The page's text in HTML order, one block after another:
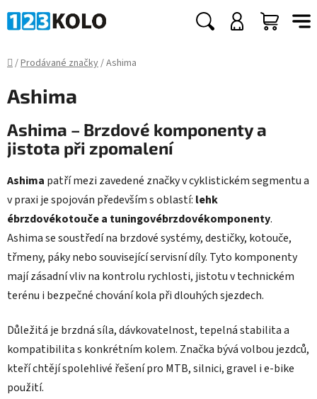
na
Hledat
Domů
/Prodávané značky/Ashima
Ashima
Ashima – Brzdové komponenty a
jistota při zpomalení
Ashima patří mezi zavedené značky v cyklistickém segmentu a
v praxi je spojován především s oblastí: lehk
ébrzdovékotouče a tuningovébrzdovékomponenty.
Ashima se soustředí na brzdové systémy, destičky, kotouče,
třmeny, páky nebo související servisní díly. Tyto komponenty
mají zásadní vliv na kontrolu rychlosti, jistotu v technickém
terénu i bezpečné chování kola při dlouhých sjezdech.
Důležitá je brzdná síla, dávkovatelnost, tepelná stabilita a
kompatibilita s konkrétním kolem. Značka bývá volbou jezdců,
kteří chtějí spolehlivé řešení pro MTB, silnici, gravel i e-bike
použití.